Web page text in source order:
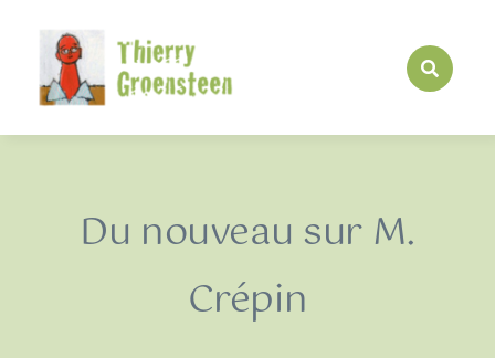
contenu
Du nouveau sur M.
Crépin